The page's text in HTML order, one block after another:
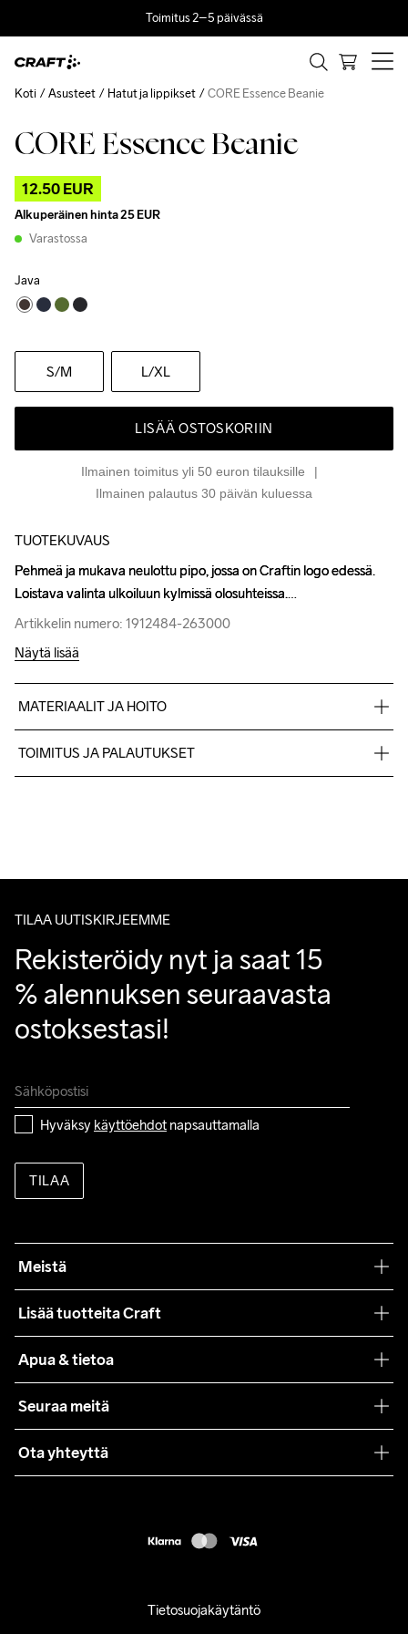
Toimitus 2–5 päivässä
CORE Essence Beanie
12.50 EUR
Alkuperäinen hinta25 EUR
Varastossa
Java
S/M L/XL
LISÄÄ OSTOSKORIIN
Ilmainen toimitus yli 50 euron tilauksille
Ilmainen palautus 30 päivän kuluessa
Koti Asusteet Hatut ja lippikset CORE Essence Beanie
Outlet
TUOTEKUVAUS
Pehmeä ja mukava neulottu pipo, jossa on Craftin logo edessä.
Loistava valinta ulkoiluun kylmissä olosuhteissa.
Artikkelin numero: 1912484-263000
Pehmeä ja mukava neulottu pipo, jossa on Craftin logo edessä.
Loistava valinta ulkoiluun kylmissä olosuhteissa.
Artikkelin numero: 1912484-263000
Näytä lisää
MATERIAALIT JA HOITO
TOIMITUS JA PALAUTUKSET
kysymyksiisi.
TILAA UUTISKIRJEEMME
Rekisteröidy nyt ja saat 15
% alennuksen seuraavasta
ostoksestasi!
Hyväksy käyttöehdot napsauttamalla
TILAA
Meistä
Lisää tuotteita Craft
Yhteistyöt
Lehdistö
Apua & tietoa
Käyttöehdot
Asiakaspalvelu
Seuraa meitä
Ota yhteyttä
Tietosuojakäytäntö